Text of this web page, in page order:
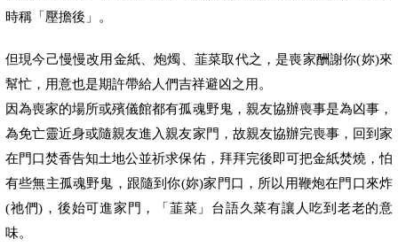
時稱「壓擔後」。
但現今己慢慢改用金紙、炮燭、韮菜取代之，是喪家酬謝你(妳)來
幫忙，用意也是期許帶給人們吉祥避凶之用。
因為喪家的場所或殯儀館都有孤魂野鬼，親友協辦喪事是為凶事，
為免亡靈近身或隨親友進入親友家門，故親友協辦完喪事，回到家
在門口焚香告知土地公並祈求保佑，拜拜完後即可把金紙焚燒，怕
有些無主孤魂野鬼，跟隨到你(妳)家門口，所以用鞭炮在門口來炸
(祂們) ，後始可進家門，「韮菜」台語久菜有讓人吃到老老的意
味。